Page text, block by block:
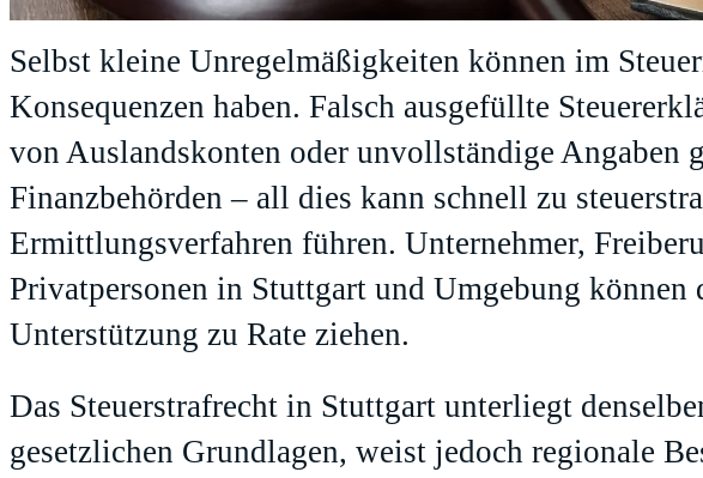
Selbst kleine Unregelmäßigkeiten können im
Konsequenzen haben. Falsch ausgefüllte
von Auslandskonten oder unvollständige Angaben
Finanzbehörden – all dies kann schnell zu
Ermittlungsverfahren führen. Unternehmer,
Privatpersonen in Stuttgart und Umgebung können
Unterstützung zu Rate ziehen.
Das Steuerstrafrecht in Stuttgart unterliegt
gesetzlichen Grundlagen, weist jedoch regionale